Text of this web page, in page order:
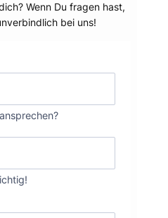
Wenn Du fragen hast,
bei uns!